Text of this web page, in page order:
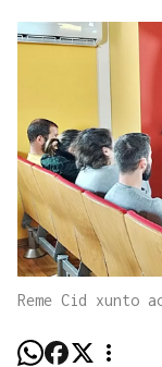
Reme Cid xunto